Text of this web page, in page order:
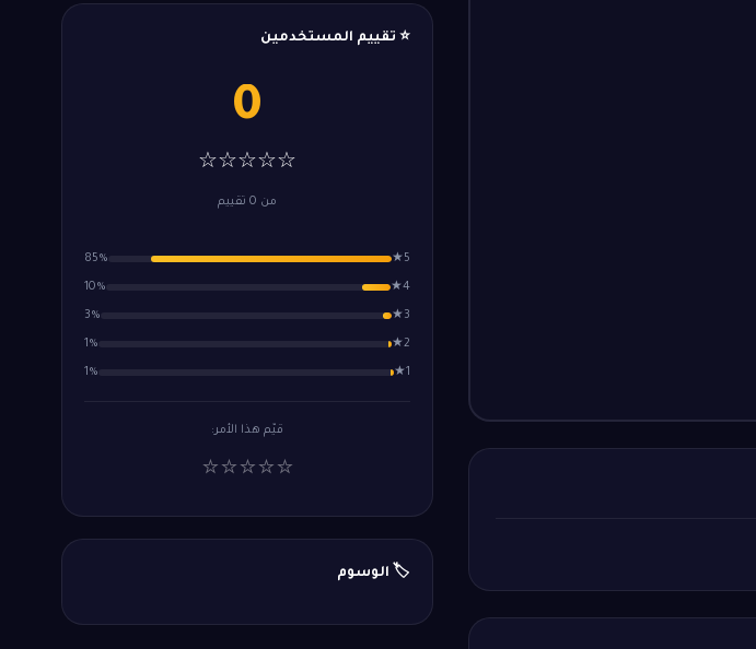
⭐ تقييم المستخدمين
0
☆☆☆☆☆
من 0 تقييم
5★
85%
4★
10%
3★
3%
2★
1%
1★
1%
قيّم هذا الأمر:
⭐
⭐
⭐
⭐
⭐
🏷️ الوسوم